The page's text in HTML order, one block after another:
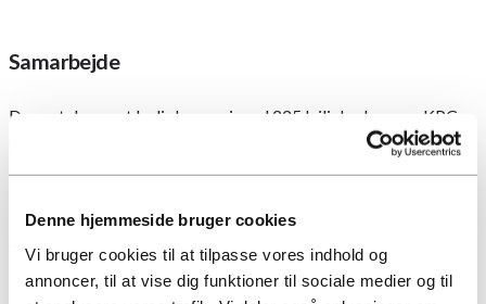
Denne hjemmeside bruger cookies
Vi bruger cookies til at tilpasse vores indhold og
annoncer, til at vise dig funktioner til sociale medier og til
Samarbejde
Der er tale om et boligbyggeri med 225 lejligheder, som KPC
har udviklet i samarbejde med Raundahl & Moesby og senere
Nyt boligbyggeri for Heimstaden i Risskov Engby. Læs mere
Læs om vores boligbyggerierher